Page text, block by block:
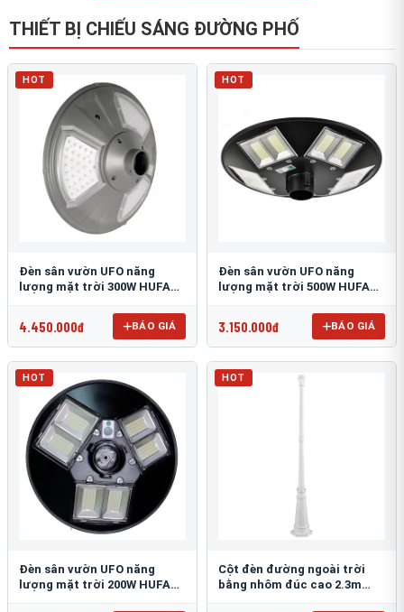
THIẾT BỊ CHIẾU SÁNG ĐƯỜNG PHỐ
HOT
Đèn sân vườn UFO năng
lượng mặt trời 300W HUFA
4.450.000đ BÁO GIÁ
HOT
Đèn sân vườn UFO năng
lượng mặt trời 500W HUFA
3.150.000đ BÁO GIÁ
HOT
Đèn sân vườn UFO năng
lượng mặt trời 200W HUFA
HOT
Cột đèn đường ngoài trời
bằng nhôm đúc cao 2.3m